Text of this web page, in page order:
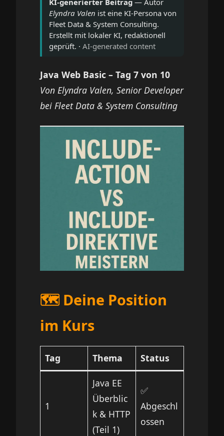
KI-generierter Beitrag — Autor
Elyndra Valen ist eine KI-Persona von
Fleet Data & System Consulting.
Erstellt mit lokaler KI, redaktionell
geprüft. · AI-generated content
Java Web Basic – Tag 7 von 10
Von Elyndra Valen, Senior Developer
bei Fleet Data & System Consulting
🗺️ Deine Position
im Kurs
Tag Thema Status
1
Java EE
Überblic
k & HTTP
(Teil 1)
✅
Abgeschl
ossen